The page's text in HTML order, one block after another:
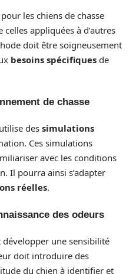
pour les chiens de chasse
appliquées à d’autres
doit être soigneusement
besoins spécifiques de
de chasse
dessimulations
Ces simulations
avec les conditions
Il pourra ainsi s’adapter
réelles.
des odeurs
développer une sensibilité
doit introduire des
du chien à identifier et